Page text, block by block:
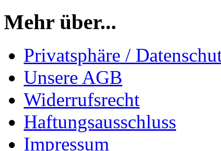
Mehr über...
Privatsphäre /
Unsere AGB
Widerrufsrecht
Haftungsausschluss
Impressum